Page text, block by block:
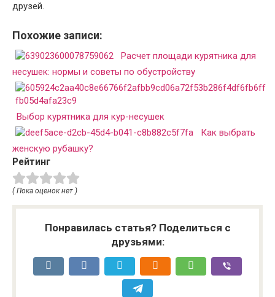
друзей.
Похожие записи:
Расчет площади курятника для
несушек: нормы и советы по обустройству
Выбор курятника для кур-несушек
Как выбрать
женскую рубашку?
Рейтинг
( Пока оценок нет )
Понравилась статья? Поделиться с
друзьями: